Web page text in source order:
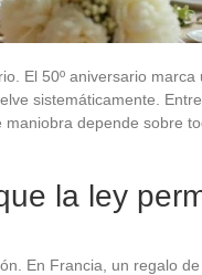
El 50º aniversario marca
sistemáticamente.
depende sobre
la ley
En Francia, un regalo de